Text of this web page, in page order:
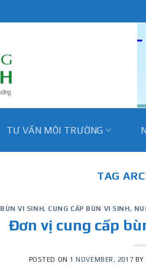
TƯ VẤN MÔI TRƯỜNG
TAG
BÙN VI SINH, CUNG CẤP BÙN VI SINH,
Đơn vị cung cấp
POSTED ON 1 NOVEMBER, 2017 BY